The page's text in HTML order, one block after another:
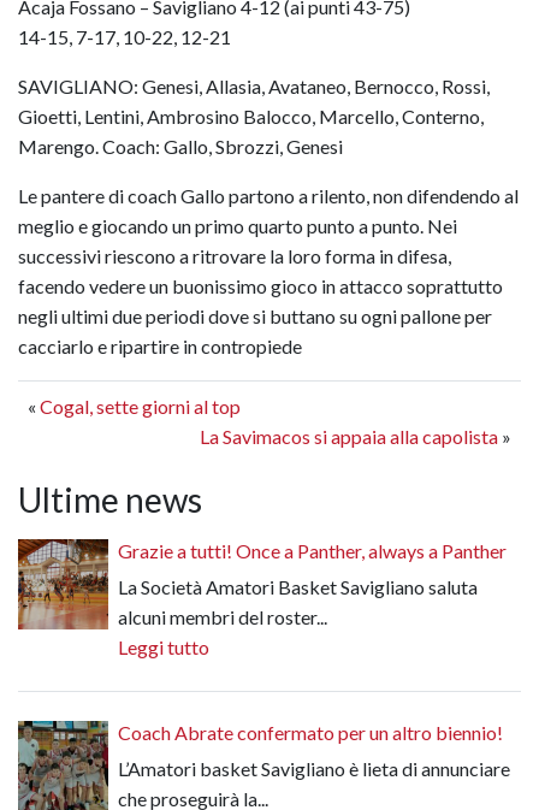
Acaja Fossano – Savigliano 4-12 (ai punti 43-75)
14-15, 7-17, 10-22, 12-21
SAVIGLIANO: Genesi, Allasia, Avataneo, Bernocco, Rossi,
Gioetti, Lentini, Ambrosino Balocco, Marcello, Conterno,
Marengo. Coach: Gallo, Sbrozzi, Genesi
Le pantere di coach Gallo partono a rilento, non difendendo al
meglio e giocando un primo quarto punto a punto. Nei
successivi riescono a ritrovare la loro forma in difesa,
facendo vedere un buonissimo gioco in attacco soprattutto
negli ultimi due periodi dove si buttano su ogni pallone per
cacciarlo e ripartire in contropiede
« Cogal, sette giorni al top
La Savimacos si appaia alla capolista »
Ultime news
Grazie a tutti! Once a Panther, always a Panther
La Società Amatori Basket Savigliano saluta
alcuni membri del roster...
Leggi tutto
Coach Abrate confermato per un altro biennio!
L’Amatori basket Savigliano è lieta di annunciare
che proseguirà la...